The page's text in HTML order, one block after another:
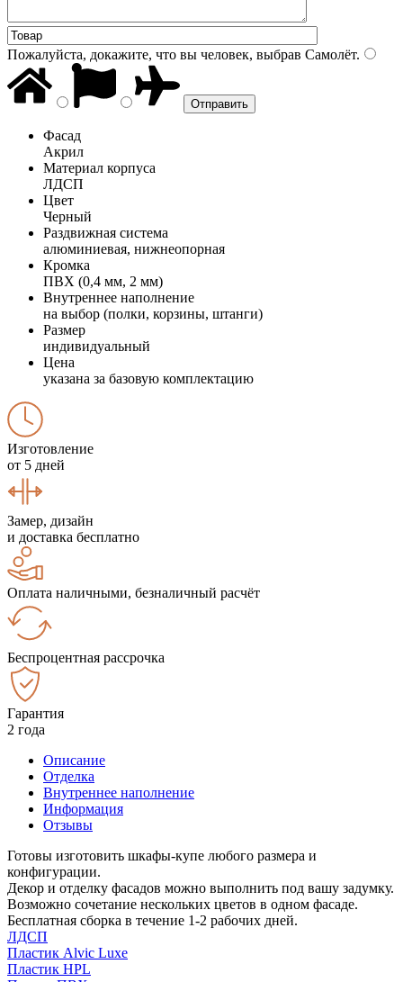
Пожалуйста, докажите, что вы человек, выбрав Самолёт.
Фасад
Акрил
Материал корпуса
ЛДСП
Цвет
Черный
Раздвижная система
алюминиевая, нижнеопорная
Кромка
ПВХ (0,4 мм, 2 мм)
Внутреннее наполнение
на выбор (полки, корзины, штанги)
Размер
индивидуальный
Цена
указана за базовую комплектацию
Изготовление
от 5 дней
Замер, дизайн
и доставка бесплатно
Оплата наличными, безналичный расчёт
Беспроцентная рассрочка
Гарантия
2 года
Описание
Отделка
Внутреннее наполнение
Информация
Отзывы
Готовы изготовить шкафы-купе любого размера и
конфигурации.
Декор и отделку фасадов можно выполнить под вашу задумку.
Возможно сочетание нескольких цветов в одном фасаде.
Бесплатная сборка в течение 1-2 рабочих дней.
ЛДСП
Пластик Alvic Luxe
Пластик HPL